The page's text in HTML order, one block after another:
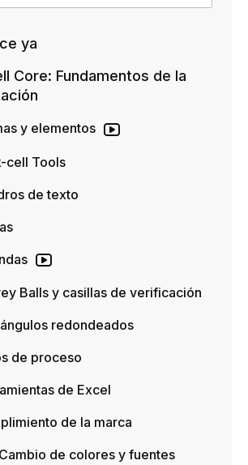
ya
Core: Fundamentos de la
y elementos
cell Tools
de texto
Balls y casillas de verificación
redondeados
de proceso
de Excel
de la marca
Cambio de colores y fuentes